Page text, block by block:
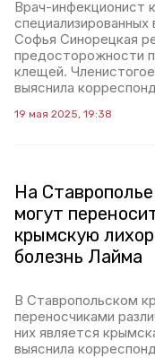
Врач-инфекционист
Софья Синорецкая
предосторожности
клещей.
выяснила
19 мая 2025, 19:38
На
могут
крымскую
болезнь Лайма
В Ставропольском
переносчиками
них является
выяснила